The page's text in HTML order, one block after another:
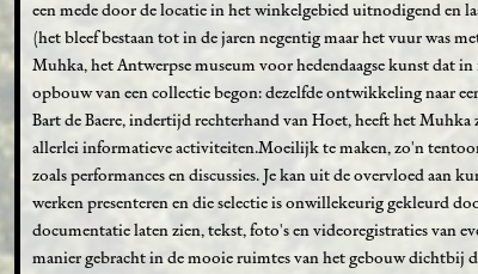
een mede door de locatie in het winkelgebied uitnodigend en
(het bleef bestaan tot in de jaren negentig maar het vuur was
Muhka, het Antwerpse museum voor hedendaagse kunst dat
opbouw van een collectie begon: dezelfde ontwikkeling naar
Bart de Baere, indertijd rechterhand van Hoet, heeft het
allerlei informatieve activiteiten.Moeilijk te maken, zo'n
zoals performances en discussies. Je kan uit de overvloed aan
werken presenteren en die selectie is onwillekeurig gekleurd
documentatie laten zien, tekst, foto's en videoregistraties van
manier gebracht in de mooie ruimtes van het gebouw dichtbij